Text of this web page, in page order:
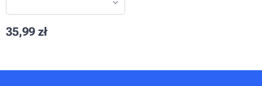
35,99 zł